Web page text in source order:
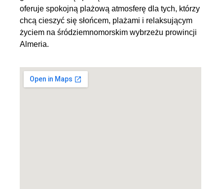
oferuje spokojną plażową atmosferę dla tych, którzy
chcą cieszyć się słońcem, plażami i relaksującym
życiem na śródziemnomorskim wybrzeżu prowincji
Almeria.